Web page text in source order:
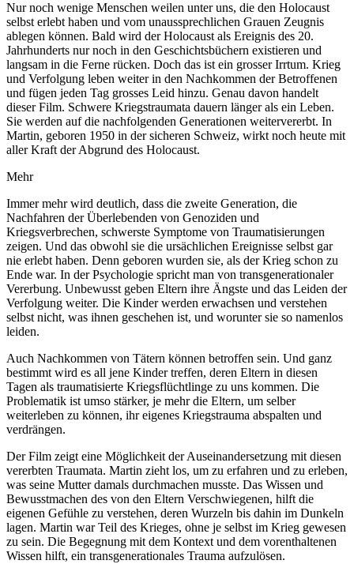
Nur noch wenige Menschen weilen unter uns, die den Holocaust
selbst erlebt haben und vom unaussprechlichen Grauen Zeugnis
ablegen können. Bald wird der Holocaust als Ereignis des 20.
Jahrhunderts nur noch in den Geschichtsbüchern existieren und
langsam in die Ferne rücken. Doch das ist ein grosser Irrtum. Krieg
und Verfolgung leben weiter in den Nachkommen der Betroffenen
und fügen jeden Tag grosses Leid hinzu. Genau davon handelt
dieser Film. Schwere Kriegstraumata dauern länger als ein Leben.
Sie werden auf die nachfolgenden Generationen weitervererbt. In
Martin, geboren 1950 in der sicheren Schweiz, wirkt noch heute mit
aller Kraft der Abgrund des Holocaust.
Mehr
Immer mehr wird deutlich, dass die zweite Generation, die
Nachfahren der Überlebenden von Genoziden und
Kriegsverbrechen, schwerste Symptome von Traumatisierungen
zeigen. Und das obwohl sie die ursächlichen Ereignisse selbst gar
nie erlebt haben. Denn geboren wurden sie, als der Krieg schon zu
Ende war. In der Psychologie spricht man von transgenerationaler
Vererbung. Unbewusst geben Eltern ihre Ängste und das Leiden der
Verfolgung weiter. Die Kinder werden erwachsen und verstehen
selbst nicht, was ihnen geschehen ist, und worunter sie so namenlos
leiden.
Auch Nachkommen von Tätern können betroffen sein. Und ganz
bestimmt wird es all jene Kinder treffen, deren Eltern in diesen
Tagen als traumatisierte Kriegsflüchtlinge zu uns kommen. Die
Problematik ist umso stärker, je mehr die Eltern, um selber
weiterleben zu können, ihr eigenes Kriegstrauma abspalten und
verdrängen.
Der Film zeigt eine Möglichkeit der Auseinandersetzung mit diesen
vererbten Traumata. Martin zieht los, um zu erfahren und zu erleben,
was seine Mutter damals durchmachen musste. Das Wissen und
Bewusstmachen des von den Eltern Verschwiegenen, hilft die
eigenen Gefühle zu verstehen, deren Wurzeln bis dahin im Dunkeln
lagen. Martin war Teil des Krieges, ohne je selbst im Krieg gewesen
zu sein. Die Begegnung mit dem Kontext und dem vorenthaltenen
Wissen hilft, ein transgenerationales Trauma aufzulösen.